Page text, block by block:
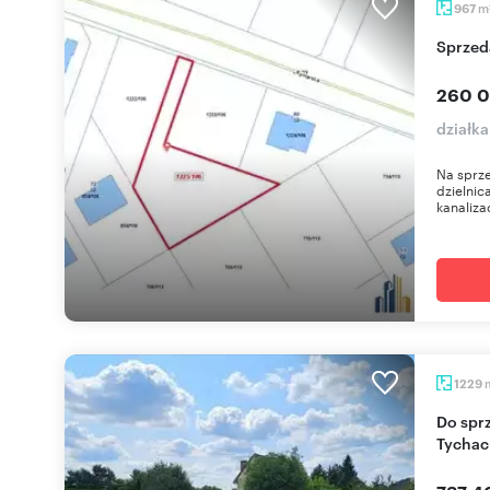
967 m
260
Na
1229
Do sprzedania działka 1229 m² z mediami w